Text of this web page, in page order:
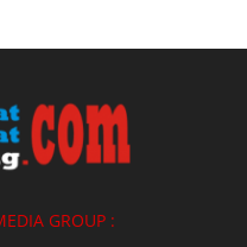
GROUP :